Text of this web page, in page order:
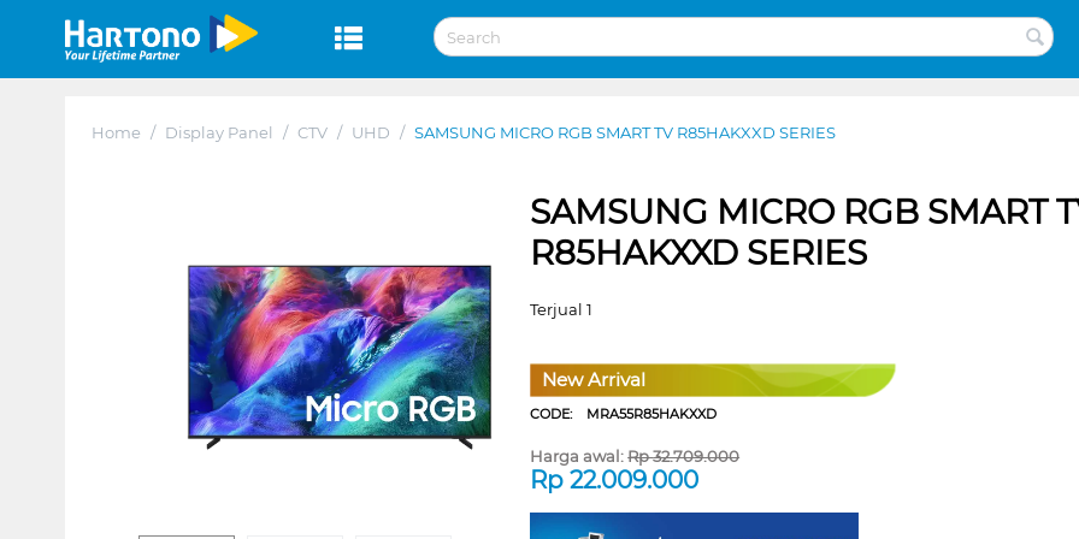
Home / Display Panel / CTV / UHD / SAMSUNG MICRO RGB SMART TV R85HAKXXD SERIES
SAMSUNG MICRO RGB SMART
R85HAKXXD SERIES
Terjual 1
New Arrival
CODE: MRA55R85HAKXXD
Harga awal:Rp32.709.000
Rp22.009.000